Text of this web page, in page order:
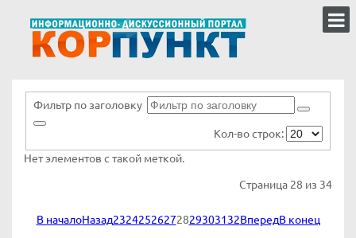
Фильтр по заголовку
Кол-во строк:
Нет элементов с такой меткой.
Страница 28 из 34
В началоНазад23242526272829303132ВпередВ конец